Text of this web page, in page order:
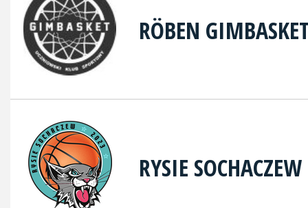
RÖBEN
RYSIE SOCHACZEW